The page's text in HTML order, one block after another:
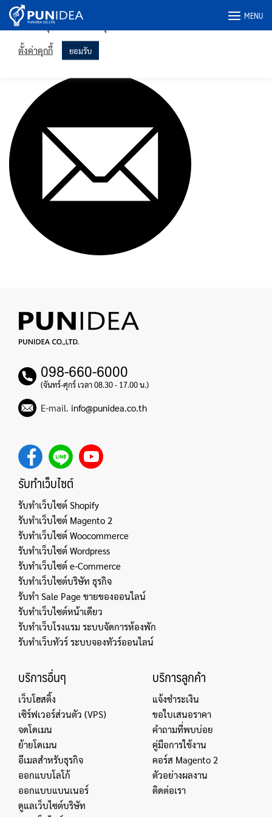
Skip
MENU
098-660-6000
(จันทร์-ศุกร์ เวลา 08.30 - 17.00 น.)
E-mail. info@punidea.co.th
รับทำเว็บไซต์
รับทำเว็บไซต์ Shopify
รับทำเว็บไซต์ Magento 2
รับทำเว็บไซต์ Woocommerce
รับทำเว็บไซต์ Wordpress
รับทำเว็บไซต์ e-Commerce
รับทำเว็บไซต์บริษัท ธุรกิจ
รับทำ Sale Page ขายของออนไลน์
รับทำเว็บไซต์หน้าเดียว
รับทำเว็บโรงแรม ระบบจัดการห้องพัก
รับทำเว็บทัวร์ ระบบจองทัวร์ออนไลน์
บริการอื่นๆ
เว็บโฮสติ้ง
เซิร์ฟเวอร์ส่วนตัว (VPS)
จดโดเมน
ย้ายโดเมน
อีเมลสำหรับธุรกิจ
ออกแบบโลโก้
ออกแบบแบนเนอร์
ดูแลเว็บไซต์บริษัท
บริการลูกค้า
แจ้งชำระเงิน
ขอใบเสนอราคา
คำถามที่พบบ่อย
คู่มือการใช้งาน
คอร์ส Magento 2
ตัวอย่างผลงาน
ติดต่อเรา
เราใช้คุกกี้ในเว็บไซต์ของเราเพื่อให้คุณได้รับประสบการณ์ที่เกี่ยวข้อง
มากที่สุดโดยจดจำการตั้งค่าของคุณและเข้าชมซ้ำ การคลิก "ยอมรับ"
แสดงว่าคุณยินยอมให้ใช้คุกกี้ทั้งหมด
ตั้งค่าคุกกี้ ยอมรับ